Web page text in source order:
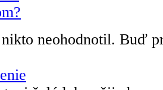
neohodnotil. Buď